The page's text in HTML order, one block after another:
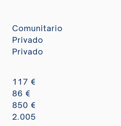
Comunitario
Privado
Privado
117 €
86 €
850 €
2.005